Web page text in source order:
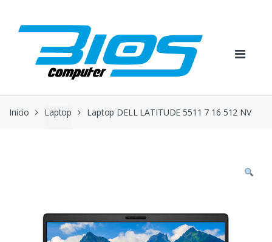
navigation
content
Inicio Laptop Laptop DELL LATITUDE 5511 7 16 512 NV